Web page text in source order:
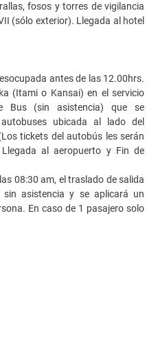
fosos y torres de vigilancia
(sólo exterior). Llegada al hotel
antes de las 12.00hrs.
(Itami o Kansai) en el servicio
Bus (sin asistencia) que se
ubicada al lado del
tickets del autobús les serán
al aeropuerto y Fin de
08:30 am, el traslado de salida
asistencia y se aplicará un
En caso de 1 pasajero solo